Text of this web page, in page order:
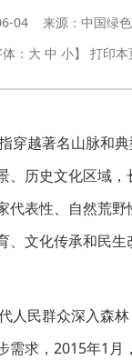
04 来源：中国绿
体： 大 中 小】 打印本
穿越著名山脉和
、历史文化区域
代表性、自然荒野
、文化传承和民
人民群众深入森
需求，2015年1月